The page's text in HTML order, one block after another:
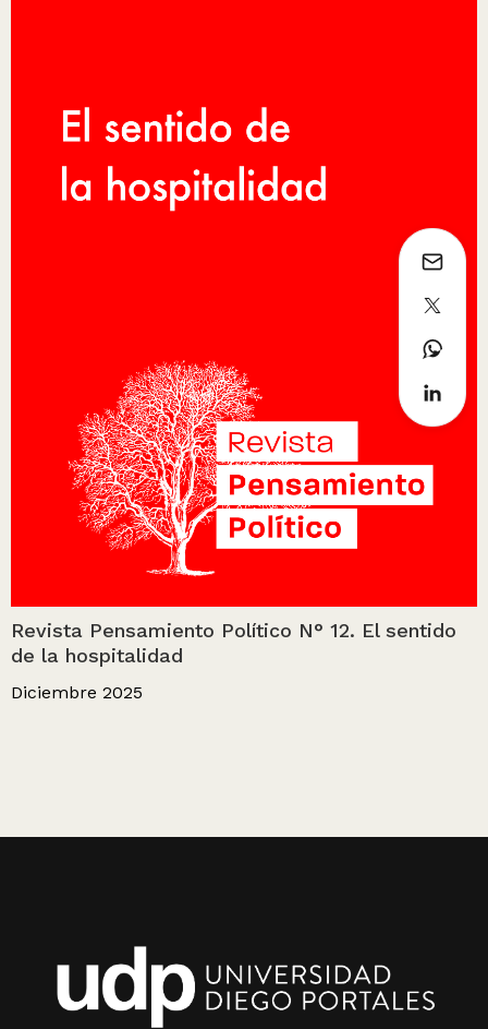
Revista Pensamiento Político N° 12. El sentido
de la hospitalidad
Diciembre 2025